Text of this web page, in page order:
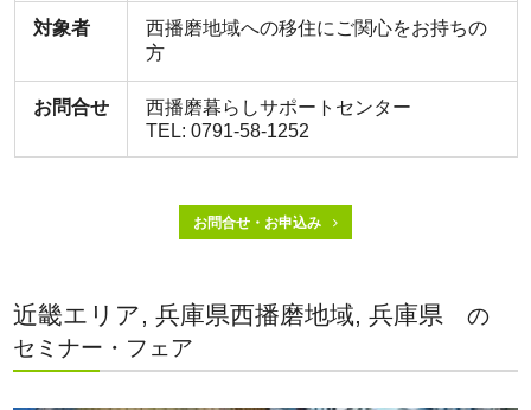
対象者
西播磨地域への移住にご関心をお持ちの
方
お問合せ
西播磨暮らしサポートセンター
TEL: 0791-58-1252
お問合せ・お申込み
近畿エリア, 兵庫県西播磨地域, 兵庫県
の
セミナー・フェア